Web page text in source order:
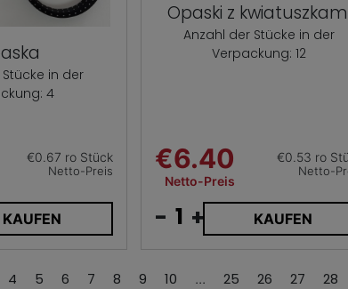
in der
4
€0.67 ro Stück
Netto-Preis
KAUFEN
Opaski z
Anzahl der Stücke in der
Verpackung: 12
€6.40
Netto-Preis
€0.53 ro
Netto-
- + KAUFEN
4 5 6 7 8 9 10 ... 25 26 27 28